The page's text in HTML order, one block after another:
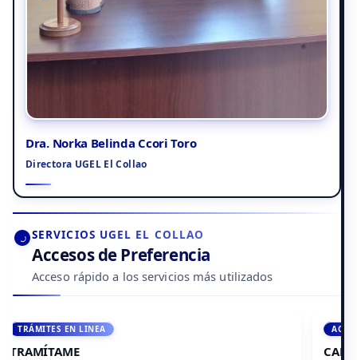
Dra. Norka Belinda Ccori Toro
Directora UGEL El Collao
SERVICIOS UGEL EL COLLAO
Accesos de Preferencia
Acceso rápido a los servicios más utilizados
ACCEDE A AULA VIRTUAL
CAMPUS VIRTUAL